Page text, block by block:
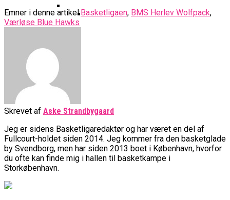
Danske Tobias Jensen Fik
Kamp
Grupperne Og Sæt Krydser I Din
Kalender
Medlemstal I Dansk Basket Boomer:
Emner i denne artikel:Basketligaen, BMS Herlev Wolfpack,
Værløse Blue Hawks
Skrevet af Aske Strandbygaard
Jeg er sidens Basketligaredaktør og har været en del af
Fullcourt-holdet siden 2014. Jeg kommer fra den basketglade
by Svendborg, men har siden 2013 boet i København, hvorfor
du ofte kan finde mig i hallen til basketkampe i
Storkøbenhavn.